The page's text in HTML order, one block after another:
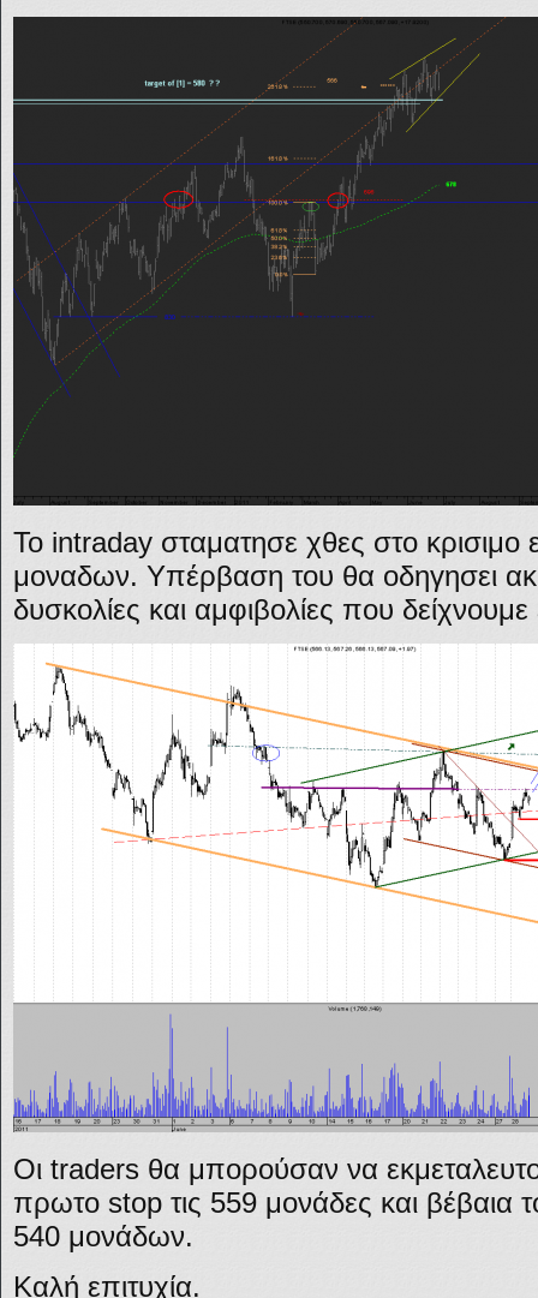
Το intraday σταματησε χθες στο κρισιμο
μοναδων. Υπέρβαση του θα οδηγησει
δυσκολίες και αμφιβολίες που δείχνουμε
Οι traders θα μπορούσαν να
πρωτο stop τις 559 μονάδες και βέβαια
540 μονάδων.
Καλή επιτυχία.